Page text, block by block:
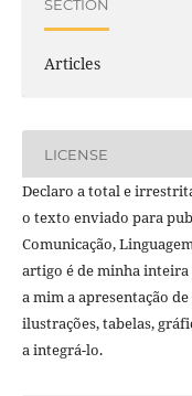
SECTION
Articles
LICENSE
Declaro a total e
o texto enviado para
Comunicação,
artigo é de minha
a mim a apresentação
ilustrações, tabelas,
a integrá-lo.